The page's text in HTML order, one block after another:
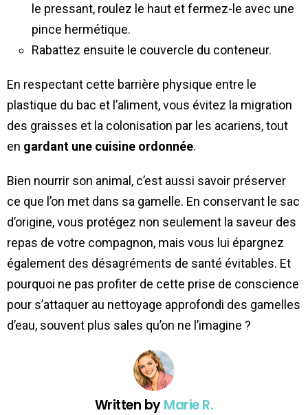
le pressant, roulez le haut et fermez-le avec une
pince hermétique.
Rabattez ensuite le couvercle du conteneur.
En respectant cette barrière physique entre le
plastique du bac et l’aliment, vous évitez la migration
des graisses et la colonisation par les acariens, tout
en gardant une cuisine ordonnée.
Bien nourrir son animal, c’est aussi savoir préserver
ce que l’on met dans sa gamelle. En conservant le sac
d’origine, vous protégez non seulement la saveur des
repas de votre compagnon, mais vous lui épargnez
également des désagréments de santé évitables. Et
pourquoi ne pas profiter de cette prise de conscience
pour s’attaquer au nettoyage approfondi des gamelles
d’eau, souvent plus sales qu’on ne l’imagine ?
Written byMarie R.